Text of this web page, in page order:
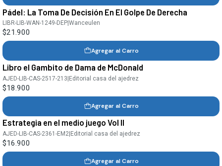
Pádel: La Toma De Decisión En El Golpe De Derecha
LIBR-LIB-WAN-1249-DEP |Wanceulen
$21.900
Agregar al Carro
Libro el Gambito de Dama de McDonald
AJED-LIB-CAS-2517-213|Editorial casa del ajedrez
$18.900
Agregar al Carro
Estrategia en el medio juego Vol II
AJED-LIB-CAS-2361-EM2 Editorial casa del ajedrez
$16.900
Agregar al Carro